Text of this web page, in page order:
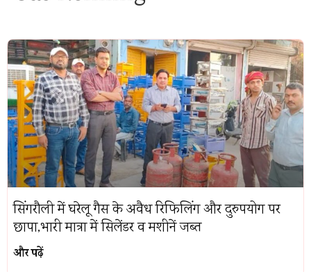
सिंगरौली में घरेलू गैस के अवैध रिफिलिंग और दुरुपयोग पर
छापा,भारी मात्रा में सिलेंडर व मशीनें जब्त
और पढ़ें